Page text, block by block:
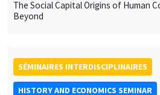
Eric Girardin
AMSE
SÉMINAIRES INTERDISCIPLINAIRES